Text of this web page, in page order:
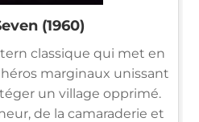
(1960)
classique qui met en
marginaux unissant
un village opprimé.
de la camaraderie et